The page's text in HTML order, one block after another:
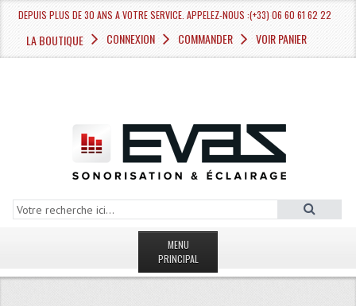
DEPUIS PLUS DE 30 ANS A VOTRE SERVICE. APPELEZ-NOUS :(+33) 06 60 61 62 22
LA BOUTIQUE CONNEXION COMMANDER VOIR PANIER
MENU
PRINCIPAL